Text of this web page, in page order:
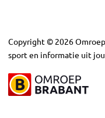
Copyright © 2026
sport en informatie uit